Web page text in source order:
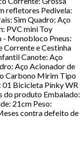
refletores Pedivela:
Sim Quadro: Aço
PVC mini Toy
- Monobloco Pneus:
Corrente e Cestinha
Canote: Aço
Aço Acionador de
Carbono Mirim Tipo
01 Bicicleta Pinky WR
do produto Embalado:
21cm Peso:
contra defeito de